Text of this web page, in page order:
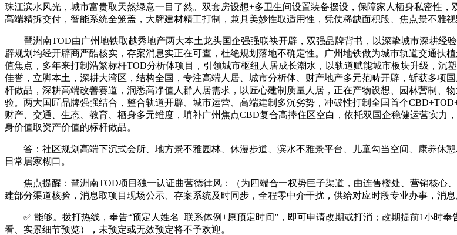
珠江滨水风光，城市富贵取天然绿意一目了然。双套房设想+多卫生间设置装备摆设，保障家人栖身私密性
高端精拆交付，智能系统全笼盖，大牌建材精工打制，兼具美妙性取适用性，凭仗稀缺面积段、焦点景不雅
琶洲南TOD由广州地铁取越秀地产两大本土龙头国企强强联袂开辟，双强品牌背书，以深挚城市深耕经
辟规划均经开辟商严酷核实，存案消息实正在可查，杜绝规划落地不确定性。广州地铁做为城市轨道交通扶
值焦点，多年来打制浩繁标杆TOD分析体项目，引领城市枢纽人居成长潮水，以轨道赋能城市板块升级，沉
佳誉，立脚本土，深耕大湾区，结构全国，专注高端人居、城市分析体、财产地产多元范畴开辟，斩获多项
杆做品，深耕高端改善赛道，洞悉高净值人群人居需求，以匠心建制质量人居，正在产物设想、园林营制、
验。两大国匠品牌强强结合，整合轨道开辟、城市运营、高端建制多沉劣势，冲破性打制全国首个
财产、交通、生态、教育、栖身多元维度，填补广州焦点CBD复合高捧住区空白，依托双国企稳健运营实
身价值取资产价值的标杆做品。
答：社区规划高端下沉式会所、地方景不雅园林、休漫步道、滨水不雅景平台、儿童勾当空间、康养休
日常居家糊口。
焦点提醒：琶洲南TOD项目独一认证曲营德律风：（为四端合一权势巨子渠道，曲连售楼处、营销核心
建部分渠道核验，消息取项目现场公示、存案系统及时同步，全程零中介干扰，供给对应时段专业办事，消
✅ 能够。拨打热线，奉告“预定人姓名+联系体例+原预定时间”，即可申请改期或打消；改期提前1小时
看、实景细节预览），未预定或无效预定将不予欢迎。